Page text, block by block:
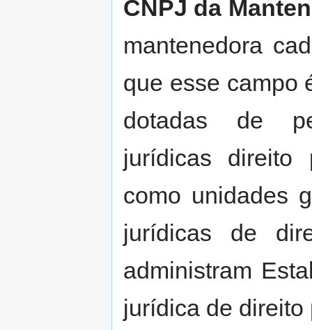
CNPJ da
mantenedora
que esse campo
dotadas de
jurídicas direito
como unidades
jurídicas de
administram
jurídica de direito